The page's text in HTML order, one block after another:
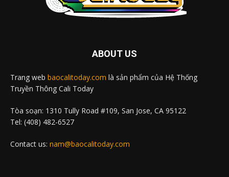
ABOUT US
Trang web baocalitoday.com là sản phẩm của Hệ Thống
Truyền Thông Cali Today
Tòa soạn: 1310 Tully Road #109, San Jose, CA 95122
Tel: (408) 482-6527
Contact us: nam@baocalitoday.com